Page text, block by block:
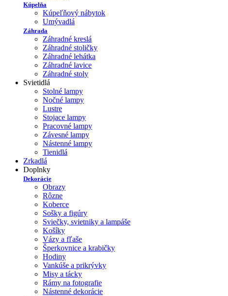
Kúpelňa
Kúpeľňový nábytok
Umývadlá
Záhrada
Záhradné kreslá
Záhradné stoličky
Záhradné lehátka
Záhradné lavice
Záhradné stoly
Svietidlá
Stolné lampy
Nočné lampy
Lustre
Stojace lampy
Pracovné lampy
Závesné lampy
Nástenné lampy
Tienidlá
Zrkadlá
Doplnky
Dekorácie
Obrazy
Rôzne
Koberce
Sošky a figúry
Sviečky, svietniky a lampáše
Košíky
Vázy a fľaše
Šperkovnice a krabičky
Hodiny
Vankúše a prikrývky
Misy a tácky
Rámy na fotografie
Nástenné dekorácie